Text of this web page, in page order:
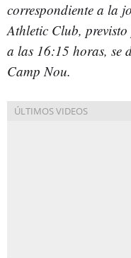
correspondiente a la
Athletic Club,
a las 16:15 horas, se
Camp Nou.